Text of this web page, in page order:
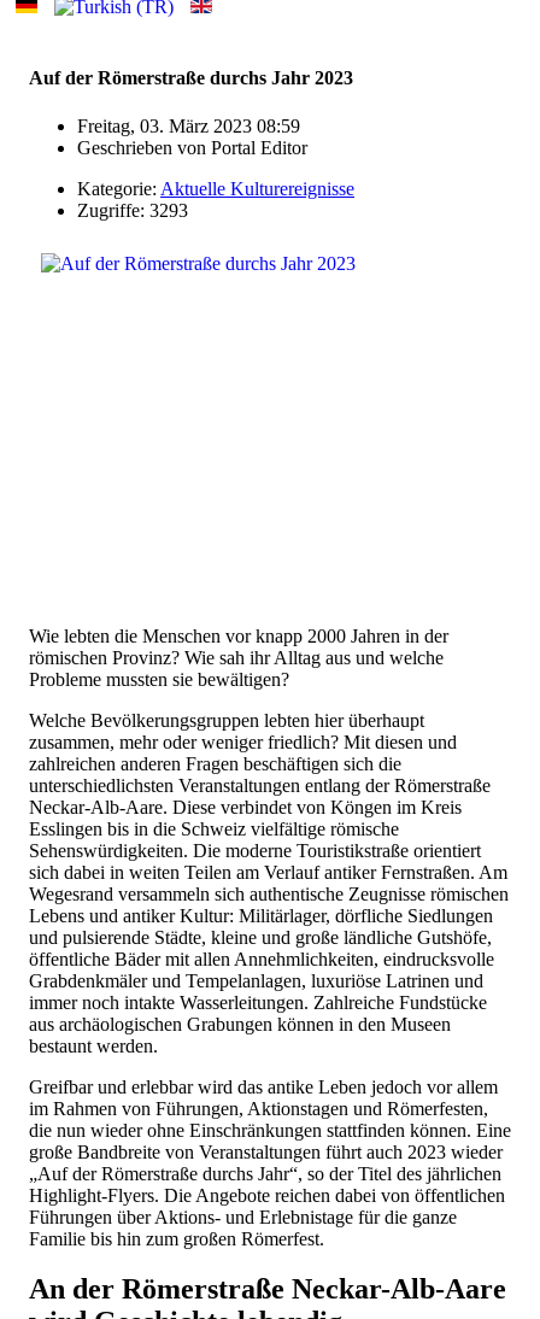
Auf der Römerstraße durchs Jahr 2023
Freitag, 03. März 2023 08:59
Geschrieben von Portal Editor
Kategorie: Aktuelle Kulturereignisse
Zugriffe: 3293
Wie lebten die Menschen vor knapp 2000 Jahren in der
römischen Provinz? Wie sah ihr Alltag aus und welche
Probleme mussten sie bewältigen?
Welche Bevölkerungsgruppen lebten hier überhaupt
zusammen, mehr oder weniger friedlich? Mit diesen und
zahlreichen anderen Fragen beschäftigen sich die
unterschiedlichsten Veranstaltungen entlang der Römerstraße
Neckar-Alb-Aare. Diese verbindet von Köngen im Kreis
Esslingen bis in die Schweiz vielfältige römische
Sehenswürdigkeiten. Die moderne Touristikstraße orientiert
sich dabei in weiten Teilen am Verlauf antiker Fernstraßen. Am
Wegesrand versammeln sich authentische Zeugnisse römischen
Lebens und antiker Kultur: Militärlager, dörfliche Siedlungen
und pulsierende Städte, kleine und große ländliche Gutshöfe,
öffentliche Bäder mit allen Annehmlichkeiten, eindrucksvolle
Grabdenkmäler und Tempelanlagen, luxuriöse Latrinen und
immer noch intakte Wasserleitungen. Zahlreiche Fundstücke
aus archäologischen Grabungen können in den Museen
bestaunt werden.
Greifbar und erlebbar wird das antike Leben jedoch vor allem
im Rahmen von Führungen, Aktionstagen und Römerfesten,
die nun wieder ohne Einschränkungen stattfinden können. Eine
große Bandbreite von Veranstaltungen führt auch 2023 wieder
„Auf der Römerstraße durchs Jahr“, so der Titel des jährlichen
Highlight-Flyers. Die Angebote reichen dabei von öffentlichen
Führungen über Aktions- und Erlebnistage für die ganze
Familie bis hin zum großen Römerfest.
An der Römerstraße Neckar-Alb-Aare